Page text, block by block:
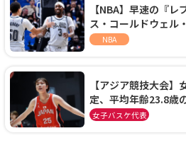
【NBA】早速の『
ス・コールドウェル
ーズに1年契約で加入
NBA
【アジア競技大会
定、平均年齢23.8歳
本開催の大舞台で頂
女子バスケ代表